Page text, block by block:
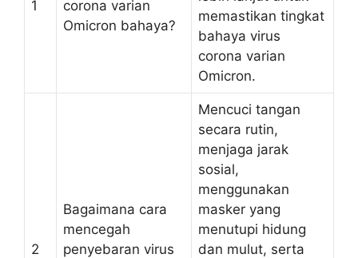
1
corona varian
Omicron bahaya?
memastikan tingkat
bahaya virus
corona varian
Omicron.
2
Bagaimana cara
mencegah
penyebaran virus
Mencuci tangan
secara rutin,
menjaga jarak
sosial,
menggunakan
masker yang
menutupi hidung
dan mulut, serta